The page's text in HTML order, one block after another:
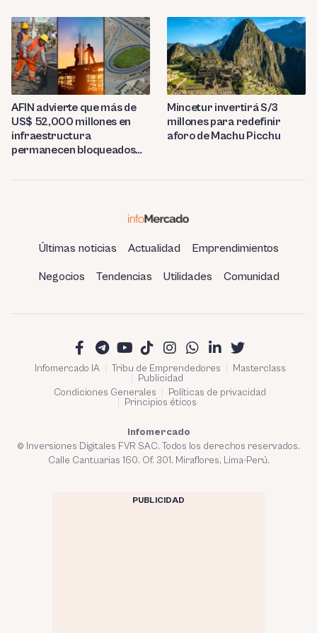
AFIN advierte que más de
US$ 52,000 millones en
infraestructura
permanecen bloqueados
Mincetur invertirá S/3
millones para redefinir
aforo de Machu Picchu
Últimas noticias Actualidad Emprendimientos
Negocios Tendencias Utilidades Comunidad
Infomercado IA Tribu de Emprendedores
Masterclass
Publicidad
Condiciones Generales
Políticas de privacidad
Principios éticos
Infomercado
© Inversiones Digitales FVR SAC. Todos los derechos reservados.
Calle Cantuarias 160. Of. 301. Miraflores, Lima-Perú.
PUBLICIDAD